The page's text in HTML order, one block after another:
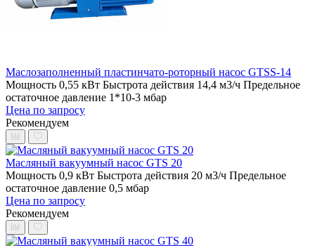
Маслозаполненный пластинчато-роторный насос GTSS-14
Мощность 0,55 кВт Быстрота действия 14,4 м3/ч Предельное
остаточное давление 1*10-3 мбар
Цена по запросу
Рекомендуем
Масляный вакуумный насос GTS 20
Мощность 0,9 кВт Быстрота действия 20 м3/ч Предельное
остаточное давление 0,5 мбар
Цена по запросу
Рекомендуем